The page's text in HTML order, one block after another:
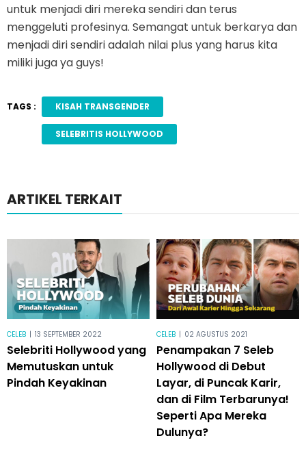
untuk menjadi diri mereka sendiri dan terus
menggeluti profesinya. Semangat untuk berkarya dan
menjadi diri sendiri adalah nilai plus yang harus kita
miliki juga ya guys!
TAGS : KISAH TRANSGENDER
SELEBRITIS HOLLYWOOD
ARTIKEL TERKAIT
CELEB | 13 SEPTEMBER 2022
Selebriti Hollywood yang
Memutuskan untuk
Pindah Keyakinan
CELEB | 02 AGUSTUS 2021
Penampakan 7 Seleb
Hollywood di Debut
Layar, di Puncak Karir,
dan di Film Terbarunya!
Seperti Apa Mereka
Dulunya?